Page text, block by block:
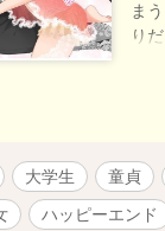
ま
り
し
な
大学生 童貞
ハッピーエンド